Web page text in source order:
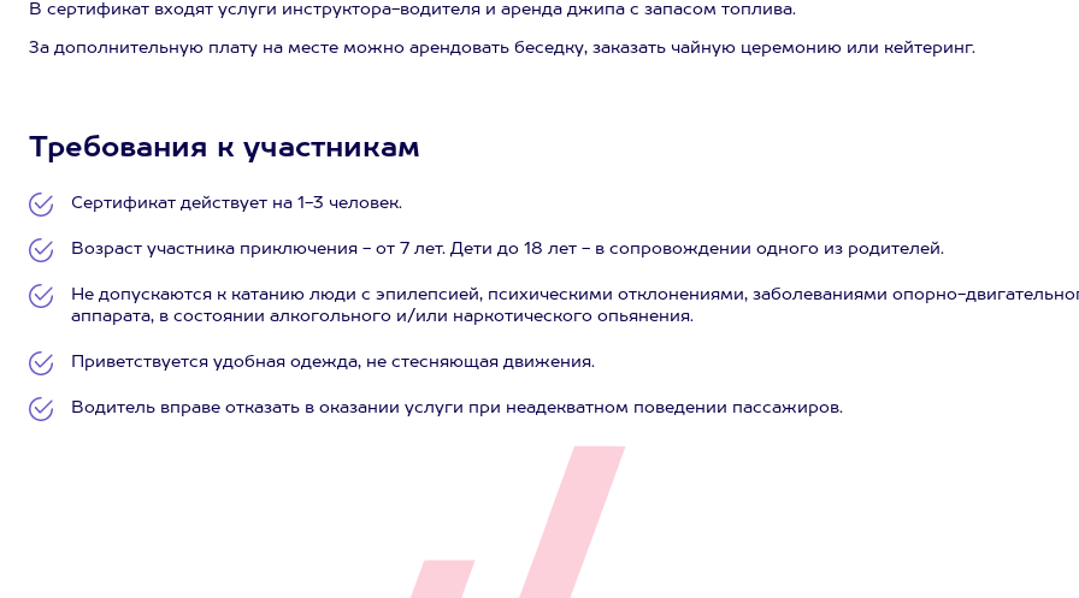
В сертификат входят услуги инструктора-водителя и аренда джипа с запасом топлива.
За дополнительную плату на месте можно арендовать беседку, заказать чайную церемонию или кейтеринг.
Требования к участникам
Сертификат действует на 1-3 человек.
Возраст участника приключения - от 7 лет. Дети до 18 лет - в сопровождении одного из родителей.
Не допускаются к катанию люди с эпилепсией, психическими отклонениями, заболеваниями опорно-
аппарата, в состоянии алкогольного и/или наркотического опьянения.
Приветствуется удобная одежда, не стесняющая движения.
Водитель вправе отказать в оказании услуги при неадекватном поведении пассажиров.